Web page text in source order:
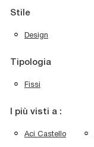
Stile
Design
Tipologia
Fissi
I più visti a :
Aci Castello